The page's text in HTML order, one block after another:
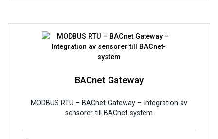
BACnet Gateway
MODBUS RTU – BACnet Gateway – Integration av
sensorer till BACnet-system